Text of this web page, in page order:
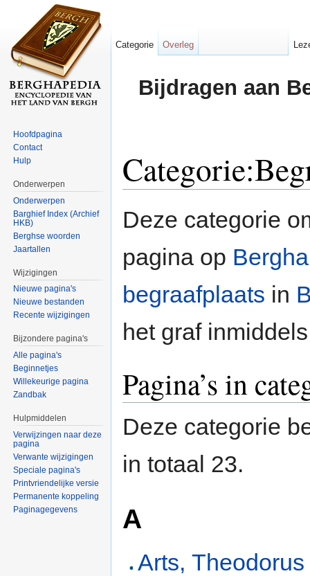
Bijdragen aan
Deze categorie
pagina op
begraafplaats in
het graf
Pagina’s in
Deze categorie
in totaal 23.
A
Arts,
Categorie Overleg
Hoofdpagina
Contact
Hulp
Onderwerpen
Onderwerpen
Barghief Index (Archief
HKB)
Berghse woorden
Jaartallen
Wijzigingen
Nieuwe pagina's
Nieuwe bestanden
Recente wijzigingen
Bijzondere pagina's
Alle pagina's
Beginnetjes
Willekeurige pagina
Zandbak
Hulpmiddelen
Verwijzingen naar deze
pagina
Verwante wijzigingen
Speciale pagina's
Printvriendelijke versie
Permanente koppeling
Paginagegevens